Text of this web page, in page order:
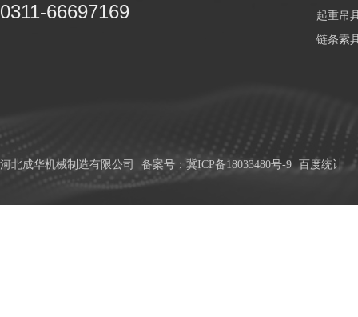
0311-66697169
起重吊
链条索
河北成华机械制造有限公司 备案号：冀ICP备18033480号-9 百度统计